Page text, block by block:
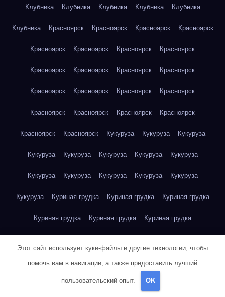
Клубника Клубника Клубника Клубника Клубника
Клубника Красноярск Красноярск Красноярск Красноярск
Красноярск Красноярск Красноярск Красноярск
Красноярск Красноярск Красноярск Красноярск
Красноярск Красноярск Красноярск Красноярск
Красноярск Красноярск Красноярск Красноярск
Красноярск Красноярск Кукуруза Кукуруза Кукуруза
Кукуруза Кукуруза Кукуруза Кукуруза Кукуруза
Кукуруза Кукуруза Кукуруза Кукуруза Кукуруза
Кукуруза Куриная грудка Куриная грудка Куриная грудка
Куриная грудка Куриная грудка Куриная грудка
Куриная грудка Куриная грудка Куриная грудка
Куриная грудка Куриная грудка Куриная грудка
Этот сайт использует куки-файлы и другие технологии, чтобы
помочь вам в навигации, а также предоставить лучший
пользовательский опыт. OK